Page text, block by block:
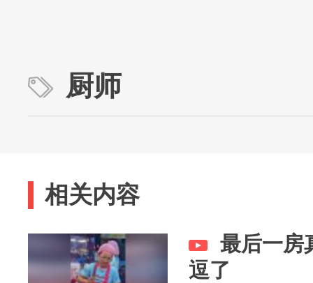
厨师
相关内容
最后一房
逗了